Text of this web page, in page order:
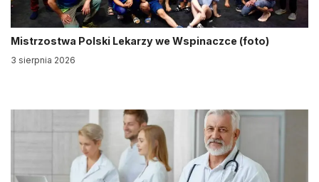
Mistrzostwa Polski Lekarzy we Wspinaczce (foto)
3 sierpnia 2026